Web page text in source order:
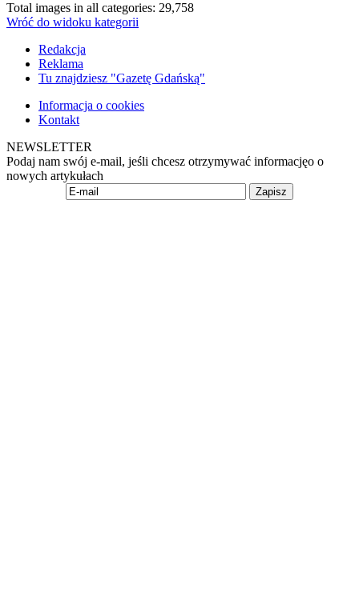
Total images in all categories: 29,758
Wróć do widoku kategorii
Redakcja
Reklama
Tu znajdziesz "Gazetę Gdańską"
Informacja o cookies
Kontakt
NEWSLETTER
Podaj nam swój e-mail, jeśli chcesz otrzymywać informacjęo o
nowych artykułach
Zapisz